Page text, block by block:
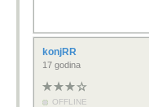
konjRR
17 godina
OFFLINE